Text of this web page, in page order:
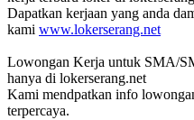
Dapatkan kerjaan yang anda
kami www.lokerserang.net
Lowongan Kerja untuk SMA/
hanya di lokerserang.net
Kami mendpatkan info
terpercaya.